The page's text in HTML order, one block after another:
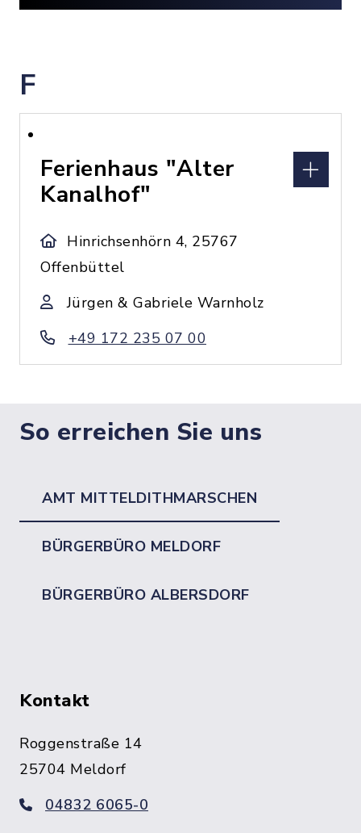
F
Ferienhaus "Alter
Kanalhof"
Hinrichsenhörn 4, 25767
Offenbüttel
Jürgen & Gabriele Warnholz
+49 172 235 07 00
So erreichen Sie uns
AMT MITTELDITHMARSCHEN
BÜRGERBÜRO MELDORF
BÜRGERBÜRO ALBERSDORF
Kontakt
Roggenstraße 14
25704 Meldorf
04832 6065-0